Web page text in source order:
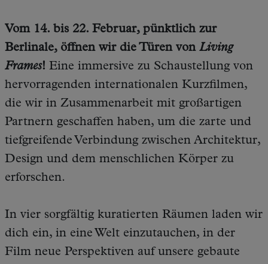
Vom 14. bis 22. Februar, pünktlich zur
Berlinale, öffnen wir die Türen von Living
Frames! Eine immersive zu Schaustellung von
hervorragenden internationalen Kurzfilmen,
die wir in Zusammenarbeit mit großartigen
Partnern geschaffen haben, um die zarte und
tiefgreifende Verbindung zwischen Architektur,
Design und dem menschlichen Körper zu
erforschen.
In vier sorgfältig kuratierten Räumen laden wir
dich ein, in eine Welt einzutauchen, in der
Film neue Perspektiven auf unsere gebaute